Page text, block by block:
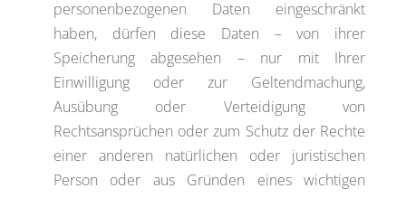
personenbezogenen Daten eingeschränkt
haben, dürfen diese Daten – von ihrer
Speicherung abgesehen – nur mit Ihrer
Einwilligung oder zur Geltendmachung,
Ausübung oder Verteidigung von
Rechtsansprüchen oder zum Schutz der Rechte
einer anderen natürlichen oder juristischen
Person oder aus Gründen eines wichtigen